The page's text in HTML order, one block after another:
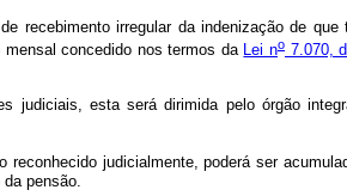
recebimento irregular da indenização de que
concedido nos termos da Lei no 7.070,
esta será dirimida pelo órgão
reconhecido judicialmente, poderá ser
pensão.